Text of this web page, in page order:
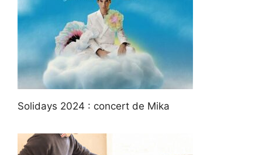
Solidays 2024 : concert de Mika